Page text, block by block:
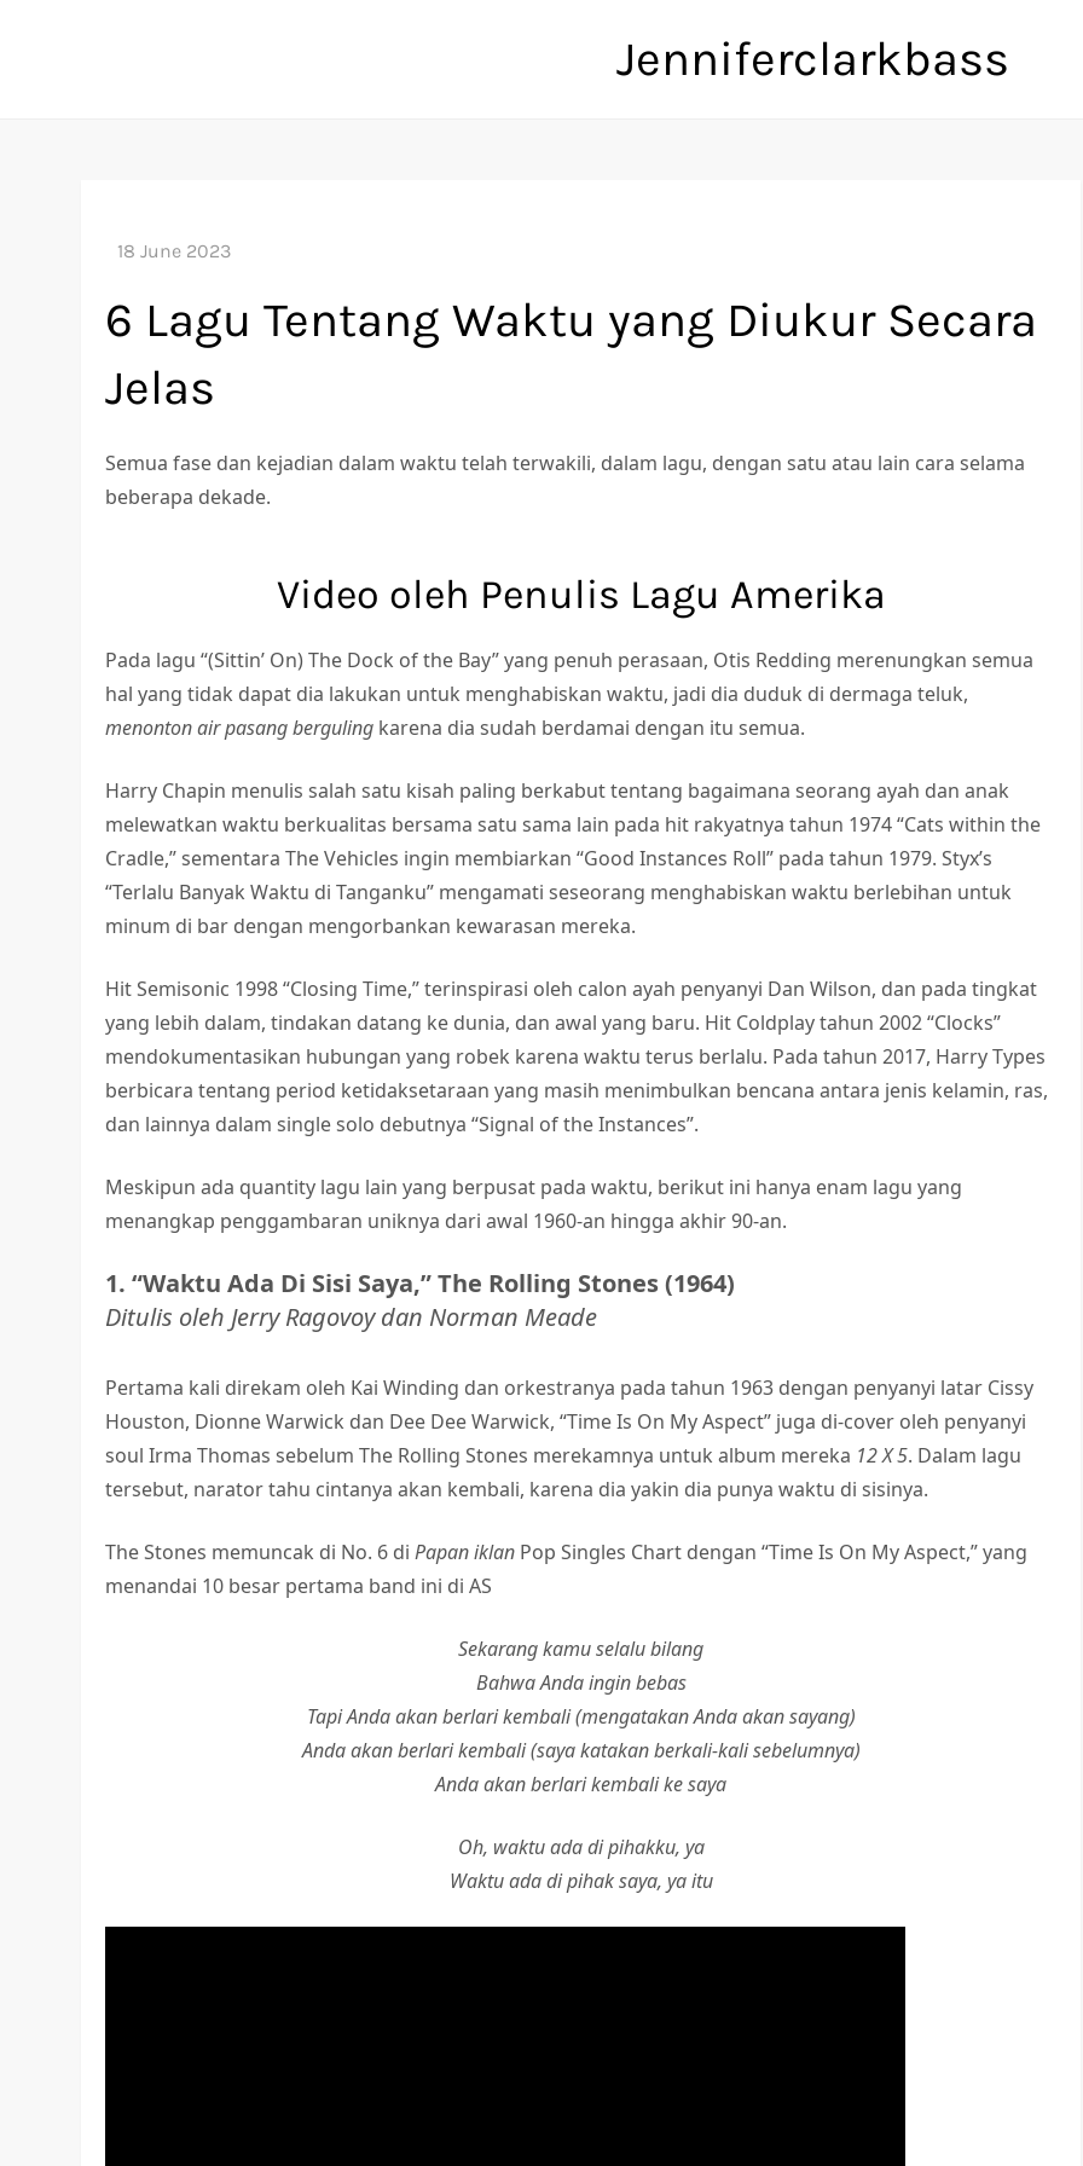
Jenniferclarkbass
6 Lagu Tentang Waktu yang Diukur Secara
Jelas
Semua fase dan kejadian dalam waktu telah terwakili, dalam lagu, dengan satu atau lain cara selama
beberapa dekade.
Video oleh Penulis Lagu Amerika
Pada lagu “(Sittin’ On) The Dock of the Bay” yang penuh perasaan, Otis Redding merenungkan semua
hal yang tidak dapat dia lakukan untuk menghabiskan waktu, jadi dia duduk di dermaga teluk,
menonton air pasang berguling karena dia sudah berdamai dengan itu semua.
Harry Chapin menulis salah satu kisah paling berkabut tentang bagaimana seorang ayah dan anak
melewatkan waktu berkualitas bersama satu sama lain pada hit rakyatnya tahun 1974 “Cats within the
Cradle,” sementara The Vehicles ingin membiarkan “Good Instances Roll” pada tahun 1979. Styx’s
“Terlalu Banyak Waktu di Tanganku” mengamati seseorang menghabiskan waktu berlebihan untuk
minum di bar dengan mengorbankan kewarasan mereka.
Hit Semisonic 1998 “Closing Time,” terinspirasi oleh calon ayah penyanyi Dan Wilson, dan pada tingkat
yang lebih dalam, tindakan datang ke dunia, dan awal yang baru. Hit Coldplay tahun 2002 “Clocks”
mendokumentasikan hubungan yang robek karena waktu terus berlalu. Pada tahun 2017, Harry Types
berbicara tentang period ketidaksetaraan yang masih menimbulkan bencana antara jenis kelamin, ras,
dan lainnya dalam single solo debutnya “Signal of the Instances”.
Meskipun ada quantity lagu lain yang berpusat pada waktu, berikut ini hanya enam lagu yang
menangkap penggambaran uniknya dari awal 1960-an hingga akhir 90-an.
1. “Waktu Ada Di Sisi Saya,” The Rolling Stones (1964)
Ditulis oleh Jerry Ragovoy dan Norman Meade
Pertama kali direkam oleh Kai Winding dan orkestranya pada tahun 1963 dengan penyanyi latar Cissy
Houston, Dionne Warwick dan Dee Dee Warwick, “Time Is On My Aspect” juga di-cover oleh penyanyi
soul Irma Thomas sebelum The Rolling Stones merekamnya untuk album mereka 12 X 5. Dalam lagu
tersebut, narator tahu cintanya akan kembali, karena dia yakin dia punya waktu di sisinya.
The Stones memuncak di No. 6 diPapan iklan Pop Singles Chart dengan “Time Is On My Aspect,” yang
menandai 10 besar pertama band ini di AS
Sekarang kamu selalu bilang
Bahwa Anda ingin bebas
Tapi Anda akan berlari kembali (mengatakan Anda akan sayang)
Anda akan berlari kembali (saya katakan berkali-kali sebelumnya)
Anda akan berlari kembali ke saya
Oh, waktu ada di pihakku, ya
Waktu ada di pihak saya, ya itu